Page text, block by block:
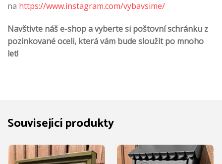
na https://www.instagram.com/vybavsime/
Navštivte náš e-shop a vyberte si poštovní schránku z
pozinkované oceli, která vám bude sloužit po mnoho
let!
Související produkty